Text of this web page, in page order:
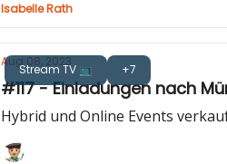
Isabelle Rath
Stream TV 📺 +7
Aug 08, 2023
#117 - Einladungen nach
Hybrid und Online Events